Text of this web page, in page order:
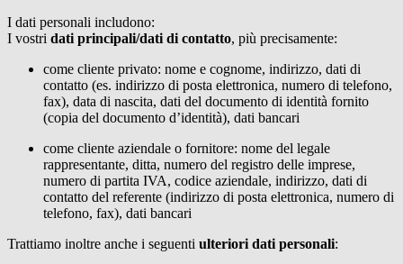
I dati personali includono:
I vostri dati principali/dati di contatto, più precisamente:
come cliente privato: nome e cognome, indirizzo, dati di
contatto (es. indirizzo di posta elettronica, numero di telefono,
fax), data di nascita, dati del documento di identità fornito
(copia del documento d’identità), dati bancari
come cliente aziendale o fornitore: nome del legale
rappresentante, ditta, numero del registro delle imprese,
numero di partita IVA, codice aziendale, indirizzo, dati di
contatto del referente (indirizzo di posta elettronica, numero di
telefono, fax), dati bancari
Trattiamo inoltre anche i seguenti ulteriori dati personali: